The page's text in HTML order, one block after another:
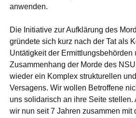
anwenden.
Die Initiative zur Aufklärung des
gründete sich kurz nach der Tat als
Untätigkeit der Ermittlungsbehörden
Zusammenhang der Morde des
wieder ein Komplex strukturellen
Versagens. Wir wollen Betroffene
uns solidarisch an ihre Seite stellen.
wir nun seit 7 Jahren zusammen mit